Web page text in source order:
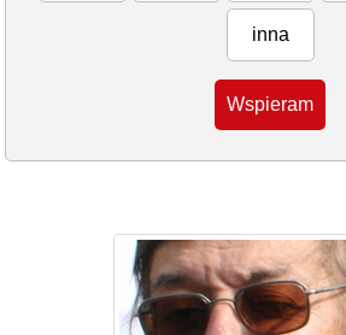
inna
Wspieram